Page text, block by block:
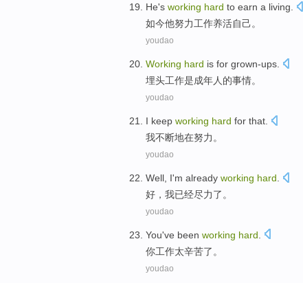
He's working hard to earn a living.
如今他努力工作养活自己。
youdao
Working hard is for grown-ups
埋头工作是成年人 的事情。
youdao
I keep working hard for that.
我不断地在努力 。
youdao
Well I'm already working hard
好 ， 我已经尽力了。
youdao
You've been working hard
你工作太辛苦了。
youdao